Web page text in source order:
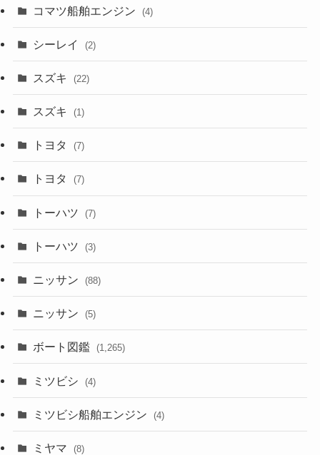
コマツ船舶エンジン (4)
シーレイ (2)
スズキ (22)
スズキ (1)
トヨタ (7)
トヨタ (7)
トーハツ (7)
トーハツ (3)
ニッサン (88)
ニッサン (5)
ボート図鑑 (1,265)
ミツビシ (4)
ミツビシ船舶エンジン (4)
ミヤマ (8)